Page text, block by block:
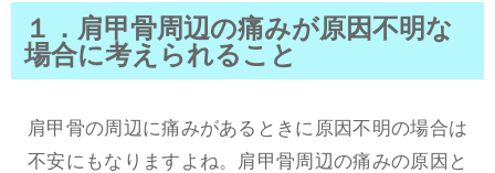
１．肩甲骨周辺の痛みが原因不明な
場合に考えられること
肩甲骨の周辺に痛みがあるときに原因不明の場合は
不安にもなりますよね。肩甲骨周辺の痛みの原因と